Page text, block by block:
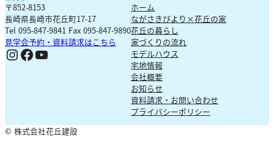
〒852-8153
長崎県長崎市花丘町17-17
Tel 095-847-9841 Fax 095-847-9890
見学会予約・資料請求はこちら
IgFbYouTube
ホーム
ながさきびより×花丘の家
花丘の暮らし
家づくりの流れ
モデルハウス
宅地情報
会社概要
お知らせ
資料請求・お問い合わせ
プライバシーポリシー
© 株式会社花丘建設